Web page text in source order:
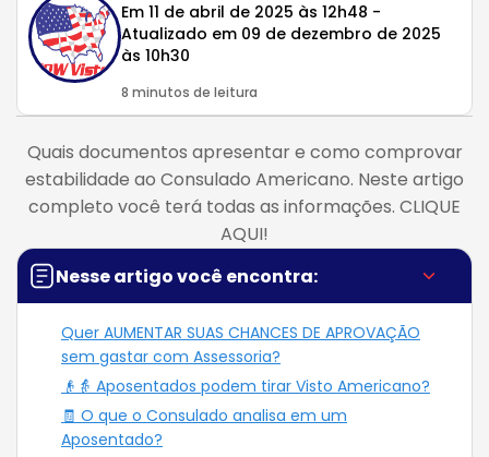
Em 11 de abril de 2025 às 12h48 -
Atualizado em 09 de dezembro de 2025
às 10h30
8 minutos de leitura
Quais documentos apresentar e como comprovar
estabilidade ao Consulado Americano. Neste artigo
completo você terá todas as informações. CLIQUE
AQUI!
Nesse artigo você encontra:
Quer AUMENTAR SUAS CHANCES DE APROVAÇÃO
sem gastar com Assessoria?
👴👵 Aposentados podem tirar Visto Americano?
🧾 O que o Consulado analisa em um
Aposentado?